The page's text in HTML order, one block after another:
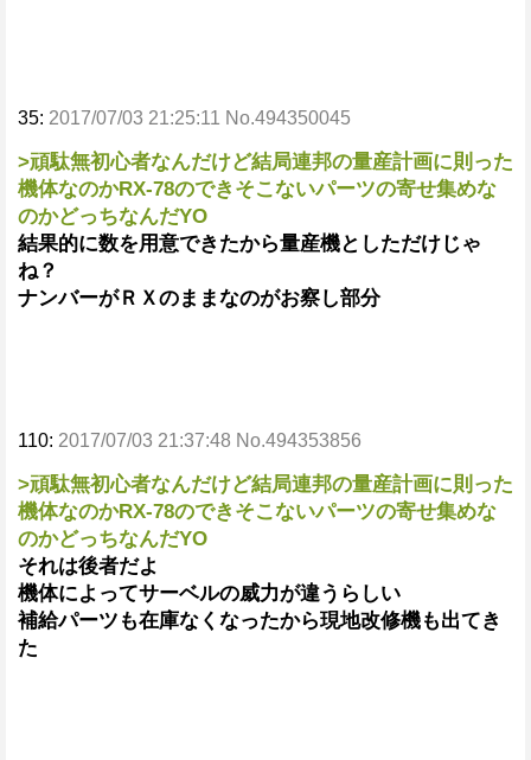
35: 2017/07/03 21:25:11 No.494350045
>頑駄無初心者なんだけど結局連邦の量産計画に則った
機体なのかRX-78のできそこないパーツの寄せ集めな
のかどっちなんだYO
結果的に数を用意できたから量産機としただけじゃ
ね？
ナンバーがＲＸのままなのがお察し部分
110: 2017/07/03 21:37:48 No.494353856
>頑駄無初心者なんだけど結局連邦の量産計画に則った
機体なのかRX-78のできそこないパーツの寄せ集めな
のかどっちなんだYO
それは後者だよ
機体によってサーベルの威力が違うらしい
補給パーツも在庫なくなったから現地改修機も出てき
た